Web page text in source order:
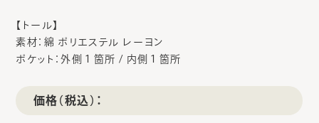
【トール】
素材：綿 ポリエステル レーヨン
ポケット：外側１箇所 / 内側１箇所
価格（税込）：